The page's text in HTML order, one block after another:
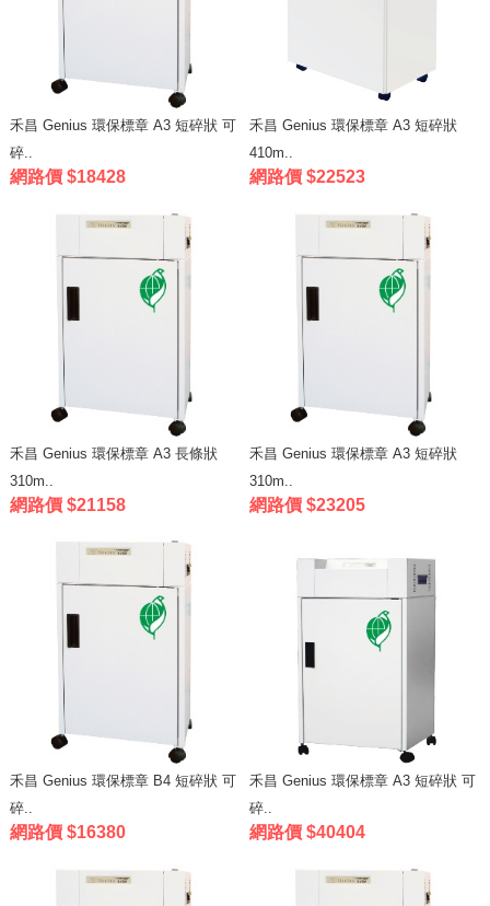
禾昌 Genius 環保標章 A3 短碎狀 可
碎..
網路價 $18428
禾昌 Genius 環保標章 A3 短碎狀
410m..
網路價 $22523
禾昌 Genius 環保標章 A3 長條狀
310m..
網路價 $21158
禾昌 Genius 環保標章 A3 短碎狀
310m..
網路價 $23205
禾昌 Genius 環保標章 B4 短碎狀 可
碎..
網路價 $16380
禾昌 Genius 環保標章 A3 短碎狀 可
碎..
網路價 $40404